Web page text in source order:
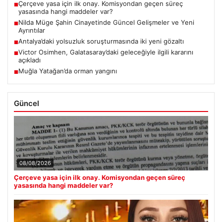
■Çerçeve yasa için ilk onay. Komisyondan geçen süreç
yasasında hangi maddeler var?
■Nilda Müge Şahin Cinayetinde Güncel Gelişmeler ve Yeni
Ayrıntılar
■Antalya’daki yolsuzluk soruşturmasında iki yeni gözaltı
■Victor Osimhen, Galatasaray’daki geleceğiyle ilgili kararını
açıkladı
■Muğla Yatağan’da orman yangını
Güncel
08/08/2026
Çerçeve yasa için ilk onay. Komisyondan geçen süreç
yasasında hangi maddeler var?